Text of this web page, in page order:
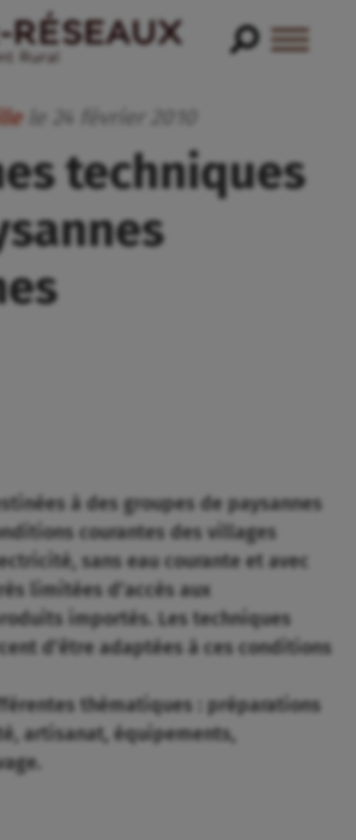
le 24 février
techniques
à des groupes de paysannes
courantes des villages
sans eau courante et avec
limitées d’accès aux
importés. Les techniques
d’être adaptées à ces conditions
thématiques : préparations
artisanat, équipements,